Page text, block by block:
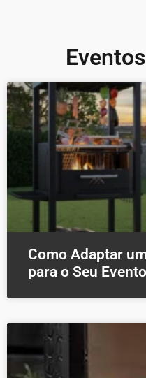
Como Adaptar
para o Seu